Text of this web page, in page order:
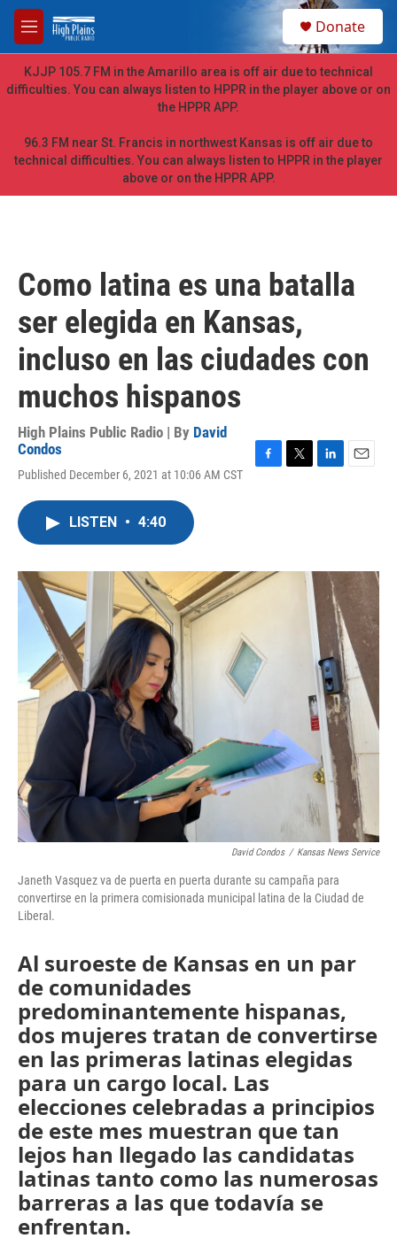
Skip to main content
M
e
n
u
h
Donate
KJJP 105.7 FM in the Amarillo area is off air due to technical
difficulties. You can always listen to HPPR in the player above or on
the HPPR APP.
96.3 FM near St. Francis in northwest Kansas is off air due to
technical difficulties. You can always listen to HPPR in the player
above or on the HPPR APP.
Como latina es una batalla
ser elegida en Kansas,
incluso en las ciudades con
muchos hispanos
High Plains Public Radio | By David
Condos
Published December 6, 2021 at 10:06 AM CST
o
k
r
I
LISTEN • 4:40
David Condos / Kansas News Service
Janeth Vasquez va de puerta en puerta durante su campaña para
convertirse en la primera comisionada municipal latina de la Ciudad de
Liberal.
Al suroeste de Kansas en un par
de comunidades
predominantemente hispanas,
dos mujeres tratan de convertirse
en las primeras latinas elegidas
para un cargo local. Las
elecciones celebradas a principios
de este mes muestran que tan
lejos han llegado las candidatas
latinas tanto como las numerosas
barreras a las que todavía se
enfrentan.